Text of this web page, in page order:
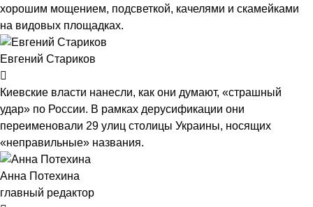
хорошим мощением, подсветкой, качелями и скамейками
на видовых площадках.
Евгений Стариков
Киевские власти нанесли, как они думают, «страшный
удар» по России. В рамках дерусификации они
переименовали 29 улиц столицы Украины, носящих
«неправильные» названия.
Анна Потехина
главный редактор